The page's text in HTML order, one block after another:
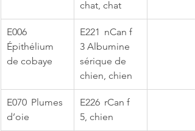
chat, chat
​E006
Épithélium
de cobaye
E221	nCan f
3 Albumine
sérique de
chien, chien
​E070	Plumes
d’oie
E226	rCan f
5, chien